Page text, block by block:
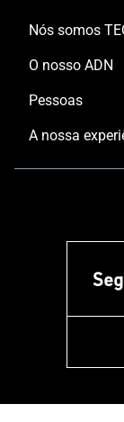
Nós somos
O nosso ADN
Pessoas
A nossa